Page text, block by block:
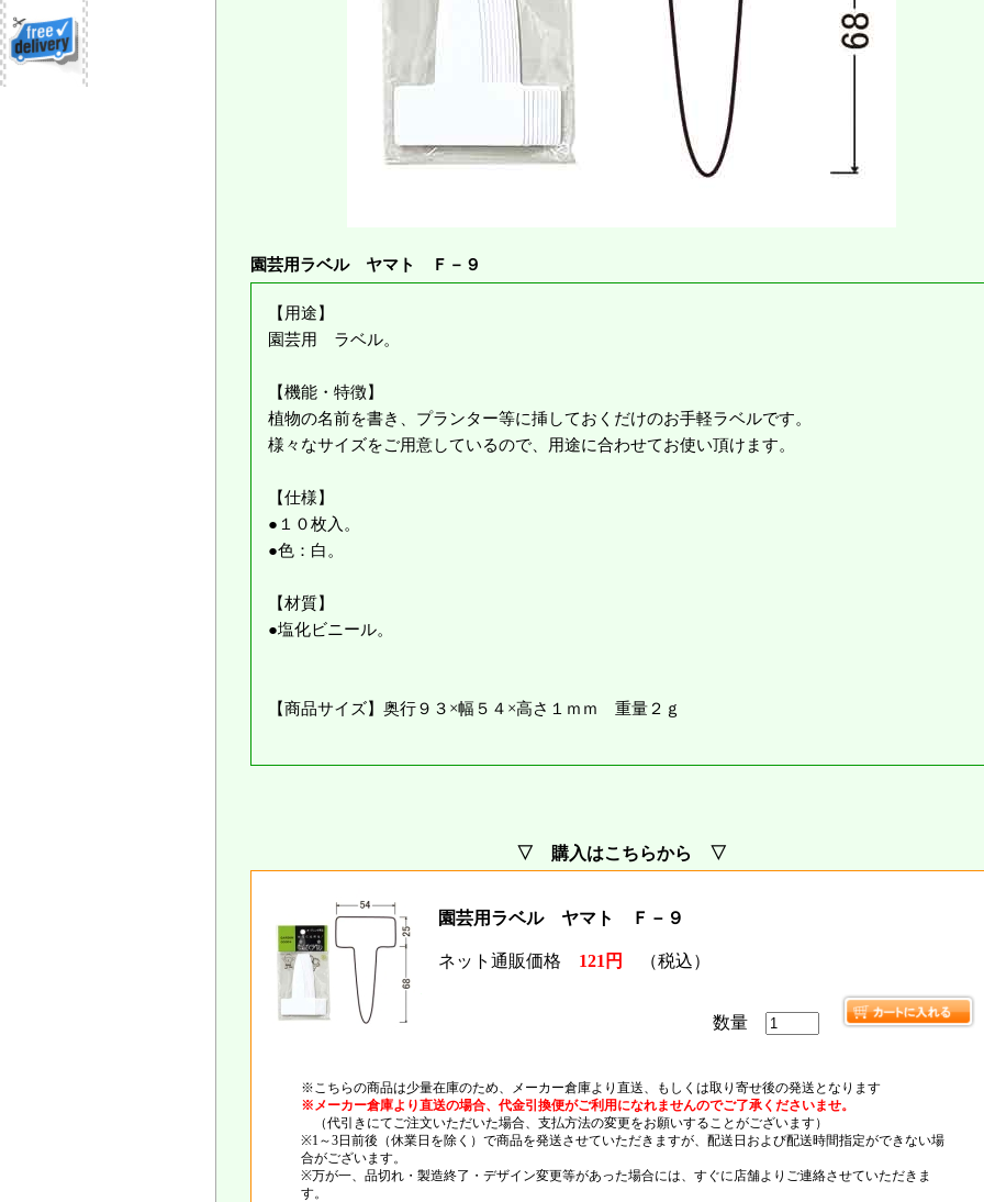
園芸用ラベル ヤマト Ｆ－９
【用途】
園芸用 ラベル。
【機能・特徴】
植物の名前を書き、プランター等に挿しておくだけのお手軽ラベルです。
様々なサイズをご用意しているので、用途に合わせてお使い頂けます。
【仕様】
●１０枚入。
●色：白。
【材質】
●塩化ビニール。
【商品サイズ】奥行９３×幅５４×高さ１ｍｍ 重量２ｇ
▽ 購入はこちらから ▽
園芸用ラベル ヤマト Ｆ－９
ネット通販価格 121円 （税込）
数量
※こちらの商品は少量在庫のため、メーカー倉庫より直送、もしくは取り寄せ後の発送となります
※メーカー倉庫より直送の場合、代金引換便がご利用になれませんのでご了承くださいませ。
（代引きにてご注文いただいた場合、支払方法の変更をお願いすることがございます）
※1～3日前後（休業日を除く）で商品を発送させていただきますが、配送日および配送時間指定ができない場
合がございます。
※万が一、品切れ・製造終了・デザイン変更等があった場合には、すぐに店舗よりご連絡させていただきま
す。